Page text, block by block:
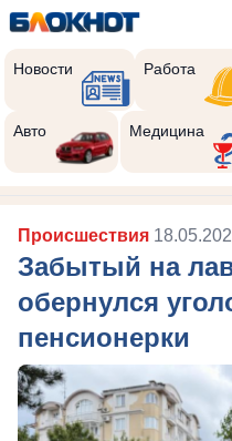
Новости Работа
Авто Медицина
Происшествия
Забытый на
обернулся
пенсионерки